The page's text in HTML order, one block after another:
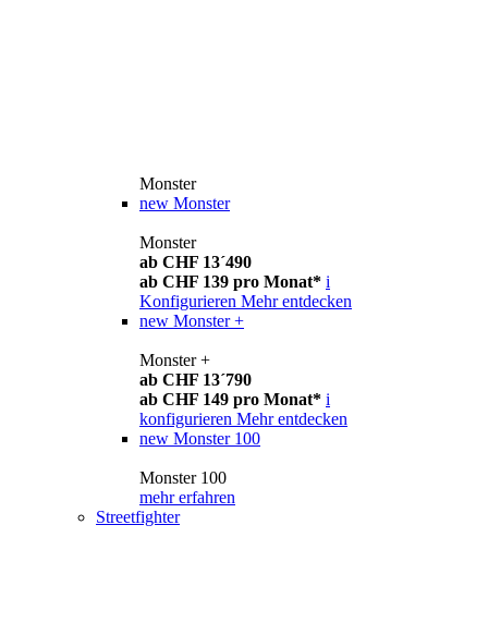
Monster
new Monster
Monster
ab CHF 13´490
ab CHF 139 pro Monat* i
Konfigurieren Mehr entdecken
new Monster +
Monster +
ab CHF 13´790
ab CHF 149 pro Monat* i
konfigurieren Mehr entdecken
new Monster 100
Monster 100
mehr erfahren
Streetfighter